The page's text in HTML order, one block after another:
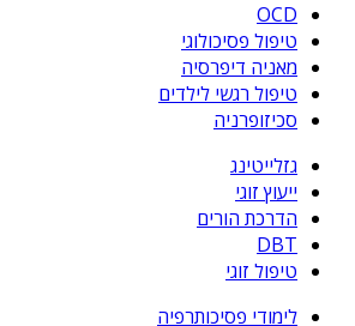
OCD
טיפול פסיכולוגי
מאניה דיפרסיה
טיפול רגשי לילדים
סכיזופרניה
גזלייטינג
ייעוץ זוגי
הדרכת הורים
DBT
טיפול זוגי
לימודי פסיכותרפיה